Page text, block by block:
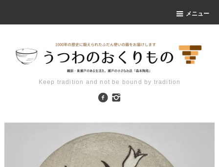
メニュー
Keep tradition and not be bound by tradition